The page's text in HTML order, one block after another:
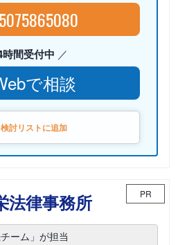
時間受付中
で相談
検討リストに追加
法律事務所 PR
ーム」が担当